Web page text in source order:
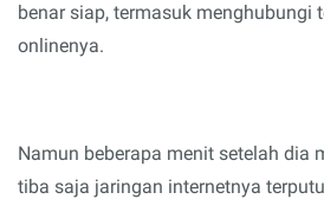
benar siap, termasuk menghubungi
onlinenya.
Namun beberapa menit setelah dia
tiba saja jaringan internetnya